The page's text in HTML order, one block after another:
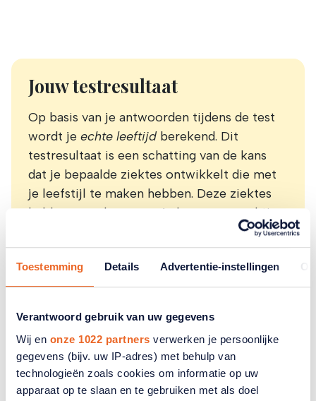
Toestemming Details Advertentie-instellingen
Verantwoord gebruik van uw gegevens
Wij en onze 1022 partners verwerken je persoonlijke
gegevens (bijv. uw IP-adres) met behulp van
technologieën zoals cookies om informatie op uw
apparaat op te slaan en te gebruiken met als doel
Jouw testresultaat
Op basis van je antwoorden tijdens de test
wordt je echte leeftijdberekend. Dit
testresultaat is een schatting van de kans
dat je bepaalde ziektes ontwikkelt die met
je leefstijl te maken hebben. Deze ziektes
hebben gevolgen voor je levensverwachting.
Dit zijn bijvoorbeeld diabetes type 2, hart-
en vaatziekten, COPD, depressie en
bepaalde soorten kanker.
Leven Test is ontwikkeld door
onderzoeksinstituut TNO.
Je echte leeftijd verlagen